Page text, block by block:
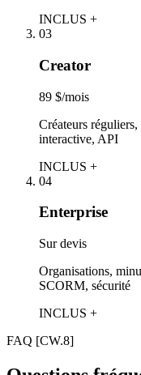
INCLUS +
03
Creator
89 $/mois
Créateurs
interactive, API
INCLUS +
04
Enterprise
Sur devis
Organisations,
SCORM, sécurité
INCLUS +
FAQ [CW.8]